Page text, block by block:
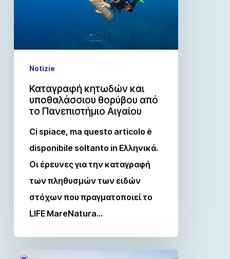
Notizie
Καταγραφή κητωδών και
υποθαλάσσιου θορύβου από
το Πανεπιστήμιο Αιγαίου
Ci spiace, ma questo articolo è
disponibile soltanto in Ελληνικά.
Οι έρευνες για την καταγραφή
των πληθυσμών των ειδών
στόχων που πραγματοποιεί το
LIFE MareNatura…